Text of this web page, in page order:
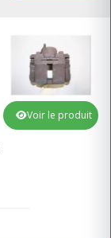
Voir le produit